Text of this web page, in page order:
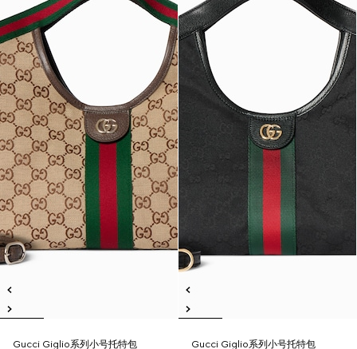
Gucci Giglio系列小号托特包
Gucci Giglio系列小号托特包